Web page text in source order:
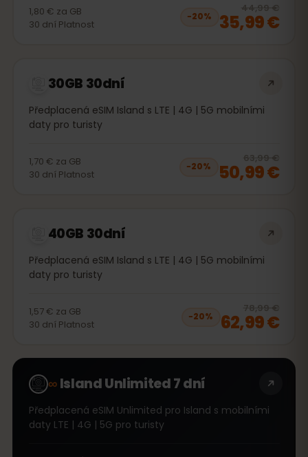
1,80 € za GB
30 dní Platnost
−20%
44,99 €
35,99 €
30GB 30dní
Předplacená eSIM Island s LTE | 4G | 5G mobilními
daty pro turisty
1,70 € za GB
30 dní Platnost
−20%
63,99 €
50,99 €
40GB 30dní
Předplacená eSIM Island s LTE | 4G | 5G mobilními
daty pro turisty
1,57 € za GB
30 dní Platnost
−20%
78,99 €
62,99 €
∞Island Unlimited 7 dní
Předplacená eSIM Unlimited pro Island s mobilními
daty LTE | 4G | 5G pro turisty